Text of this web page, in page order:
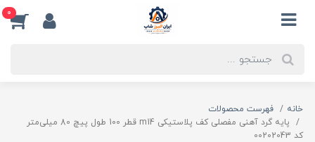
0
خانه
فهرست محصولات
پایه گرد آهنی مفصلی کف پلاستیکی m14 قطر 100 طول پیچ 80 میلی‌متر
کد 00202043